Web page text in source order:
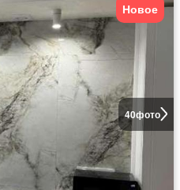
40фото
Новое